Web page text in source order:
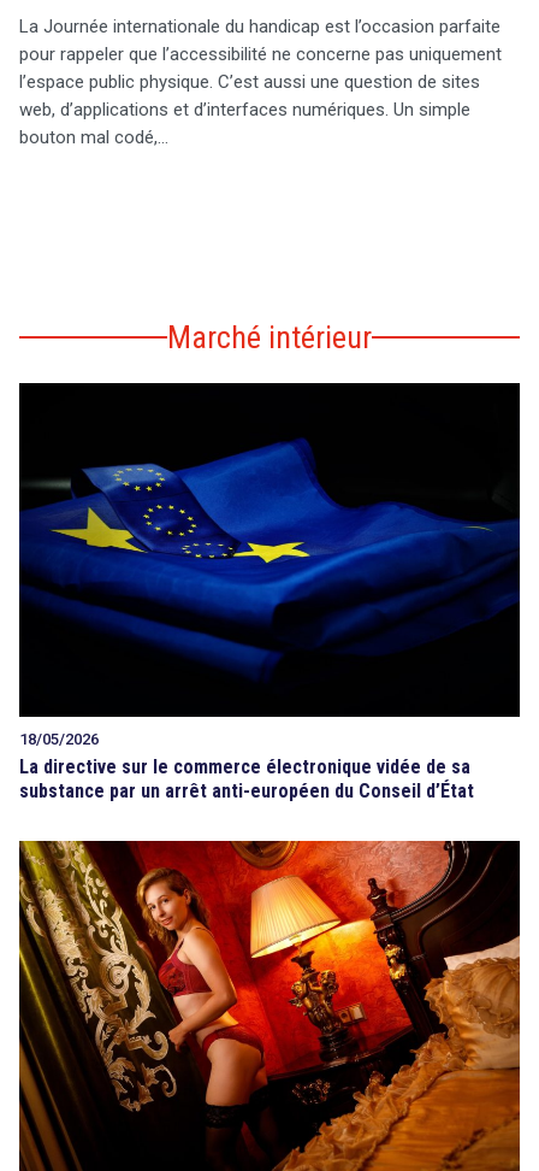
La Journée internationale du handicap est l’occasion parfaite
pour rappeler que l’accessibilité ne concerne pas uniquement
l’espace public physique. C’est aussi une question de sites
web, d’applications et d’interfaces numériques. Un simple
bouton mal codé,…
Marché intérieur
18/05/2026
La directive sur le commerce électronique vidée de sa
substance par un arrêt anti-européen du Conseil d’État